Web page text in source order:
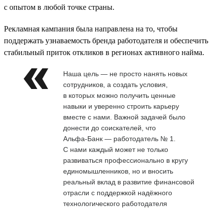
с опытом в любой точке страны.
Рекламная кампания была направлена на то, чтобы
поддержать узнаваемость бренда работодателя и обеспечить
стабильный приток откликов в регионах активного найма.
Наша цель — не просто нанять новых
сотрудников, а создать условия,
в которых можно получить ценные
навыки и уверенно строить карьеру
вместе с нами. Важной задачей было
донести до соискателей, что
Альфа‑Банк — работодатель № 1.
С нами каждый может не только
развиваться профессионально в кругу
единомышленников, но и вносить
реальный вклад в развитие финансовой
отрасли с поддержкой надёжного
технологического работодателя